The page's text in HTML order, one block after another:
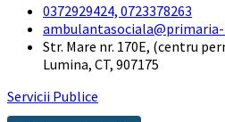
0372929424, 0723378263
Str. Mare nr. 170E, (centru
Lumina, CT, 907175
Servicii Publice